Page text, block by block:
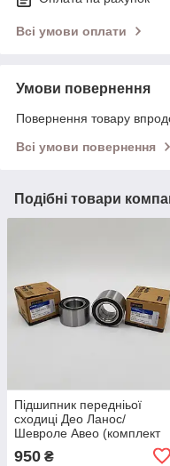
Всі умови оплати
Умови повернення
Повернення товару
Всі умови повернення
Подібні товари
Підшипник передніьої
сходиці Део Ланос/
Шевроле Авео (комплект
950 ₴